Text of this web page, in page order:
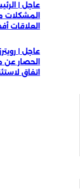
عاجل |
المشكلات
العلاقات
عاجل |
الحصار عن
اتفاق